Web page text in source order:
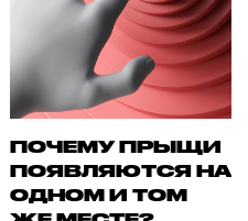
ПОЧЕМУ ПРЫЩИ
ПОЯВЛЯЮТСЯ НА
ОДНОМ И ТОМ